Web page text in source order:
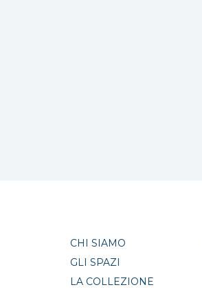
CHI SIAMO
GLI SPAZI
LA COLLEZIONE